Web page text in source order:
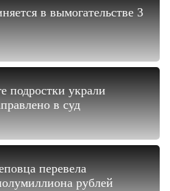
в вымогательстве 3
подростки украли
в суд
перевела
рублей